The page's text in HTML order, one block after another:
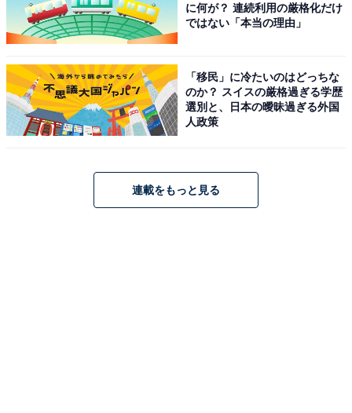
に何が？ 連続利用の厳格化だけ
ではない「本当の理由」
「移民」に冷たいのはどっちな
のか？ スイスの厳格過ぎる学歴
選別と、日本の曖昧過ぎる外国
人政策
連載をもっと見る